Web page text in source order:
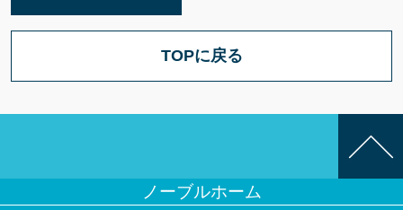
TOPに戻る
ノーブルホーム